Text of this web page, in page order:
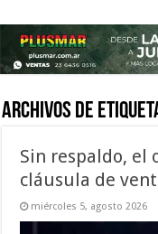
Archivos de
Sin respaldo, el
cláusula de
miércoles 5, agosto 2026